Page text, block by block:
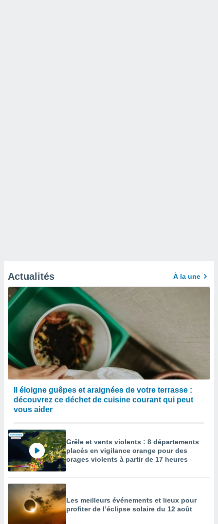
Actualités À la une
Il éloigne guêpes et araignées de votre terrasse :
découvrez ce déchet de cuisine courant qui peut
vous aider
Grêle et vents violents : 8 départements
placés en vigilance orange pour des
orages violents à partir de 17 heures
Les meilleurs événements et lieux pour
profiter de l’éclipse solaire du 12 août